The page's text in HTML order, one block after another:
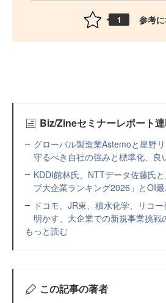
1 参考
Biz/Zineセミナーレポート
グローバル製造業Astemoと星野リ
守るべき自社の強みと標準化、良
KDDI館林氏、NTTデータ佐藤氏
ブ大企業ランキング2026」とOI
ドコモ、JR東、積水化学、リコ
明かす、大企業での新規事業挑戦
もっと読む
この記事の著者